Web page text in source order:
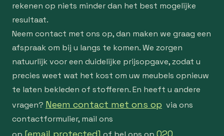
rekenen op niets minder dan het best mogelijke
resultaat.
Neem contact met ons op, dan maken we graag een
afspraak om bij u langs te komen. We zorgen
natuurlijk voor een duidelijke prijsopgave, zodat u
precies weet wat het kost om uw meubels opnieuw
te laten bekleden of stofferen. En heeft u andere
vragen? Neem contact met ons op via ons
contactformulier, mail ons